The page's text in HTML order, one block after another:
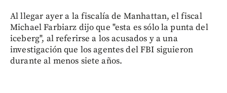
Al llegar ayer a la fiscalía de Manhattan, el fiscal
Michael Farbiarz dijo que "esta es sólo la punta del
iceberg", al referirse a los acusados y a una
investigación que los agentes del FBI siguieron
durante al menos siete años.